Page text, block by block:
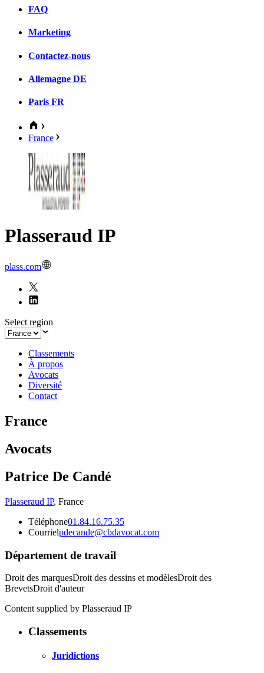
FAQ
Marketing
Contactez-nous
Allemagne DE
Paris FR
France
Plasseraud IP
plass.com
Select region
Classements
À propos
Avocats
Diversité
Contact
France
Avocats
Patrice De Candé
Plasseraud IP, France
Téléphone01.84.16.75.35
Courrielpdecande@cbdavocat.com
Département de travail
Droit des marquesDroit des dessins et modèlesDroit des
BrevetsDroit d'auteur
Content supplied by Plasseraud IP
Classements
Juridictions